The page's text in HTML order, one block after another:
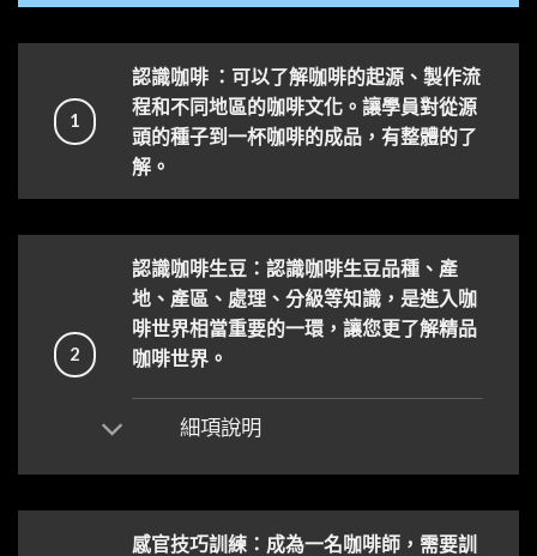
1
認識咖啡 ：可以了解咖啡的起源、製作流
程和不同地區的咖啡文化。讓學員對從源
頭的種子到一杯咖啡的成品，有整體的了
解。
2
認識咖啡生豆：認識咖啡生豆品種、產
地、產區、處理、分級等知識，是進入咖
啡世界相當重要的一環，讓您更了解精品
咖啡世界。
細項說明
感官技巧訓練：成為一名咖啡師，需要訓